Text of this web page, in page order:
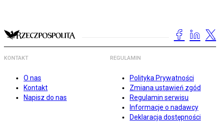
KONTAKT
O nas
Kontakt
Napisz do nas
REGULAMIN
Polityka Prywatności
Zmiana ustawień zgód
Regulamin serwisu
Informacje o nadawcy
Deklaracja dostępności